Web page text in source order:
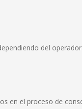
del
en el proceso de